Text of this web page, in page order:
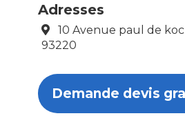
Adresses
10 Avenue paul de
93220
Demande devis